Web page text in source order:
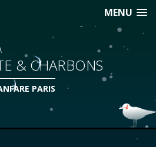
MENU
& CHARBONS
PARIS